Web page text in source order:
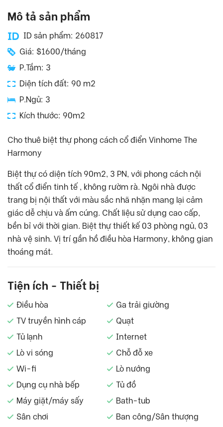
Mô tả sản phẩm
ID sản phẩm: 260817
Giá: $1600/tháng
P.Tắm: 3
Diện tích đất: 90 m2
P.Ngủ: 3
Kích thước: 90m2
Cho thuê biệt thự phong cách cổ điển Vinhome The
Harmony
Biệt thự có diện tích 90m2, 3 PN, với phong cách nội
thất cổ điển tinh tế , không rườm rà. Ngôi nhà được
trang bị nội thất với màu sắc nhã nhặn mang lại cảm
giác dễ chịu và ấm cúng. Chất liệu sử dụng cao cấp,
bền bỉ với thời gian. Biệt thự thiết kế 03 phòng ngủ, 03
nhà vệ sinh. Vị trí gần hồ điều hòa Harmony, không gian
thoáng mát.
Tiện ích - Thiết bị
Điều hòa
Ga trải giường
TV truyền hình cáp
Quạt
Tủ lạnh
Internet
Lò vi sóng
Chỗ đỗ xe
Wi-fi
Lò nướng
Dụng cụ nhà bếp
Tủ đồ
Máy giặt/máy sấy
Bath-tub
Sân chơi
Ban công/Sân thượng